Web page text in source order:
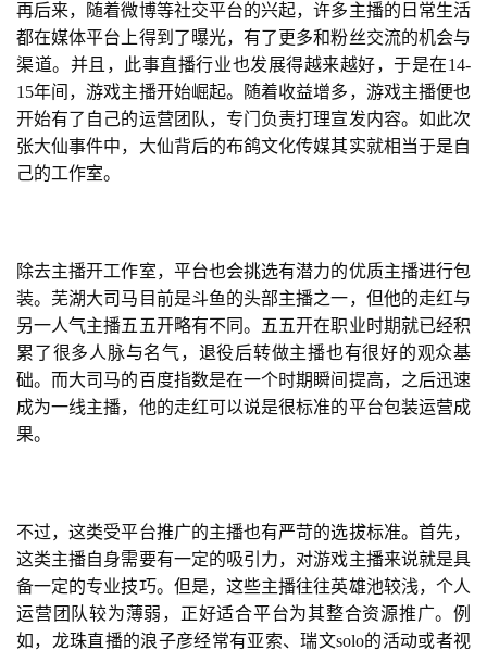
戏
业
界
手
机
游
单
机
游
戏
休
闲
2
0
2
5
第
再后来，随着微博等社交平台的兴起，许多主播的日常生活
都在媒体平台上得到了曝光，有了更多和粉丝交流的机会与
渠道。并且，此事直播行业也发展得越来越好，于是在14-
15年间，游戏主播开始崛起。随着收益增多，游戏主播便也
开始有了自己的运营团队，专门负责打理宣发内容。如此次
张大仙事件中，大仙背后的布鸽文化传媒其实就相当于是自
己的工作室。
除去主播开工作室，平台也会挑选有潜力的优质主播进行包
装。芜湖大司马目前是斗鱼的头部主播之一，但他的走红与
另一人气主播五五开略有不同。五五开在职业时期就已经积
累了很多人脉与名气，退役后转做主播也有很好的观众基
础。而大司马的百度指数是在一个时期瞬间提高，之后迅速
成为一线主播，他的走红可以说是很标准的平台包装运营成
果。
不过，这类受平台推广的主播也有严苛的选拔标准。首先，
这类主播自身需要有一定的吸引力，对游戏主播来说就是具
备一定的专业技巧。但是，这些主播往往英雄池较浅，个人
运营团队较为薄弱，正好适合平台为其整合资源推广。例
如，龙珠直播的浪子彦经常有亚索、瑞文solo的活动或者视